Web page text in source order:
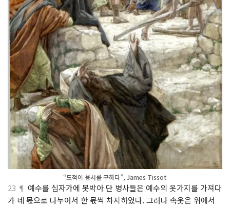
“도적이 용서를 구하다”, James Tissot
23 ¶ 예수를 십자가에 못박아 단 병사들은 예수의 옷가지를 가져다
가 네 몫으로 나누어서 한 몫씩 차지하였다. 그러나 속옷은 위에서